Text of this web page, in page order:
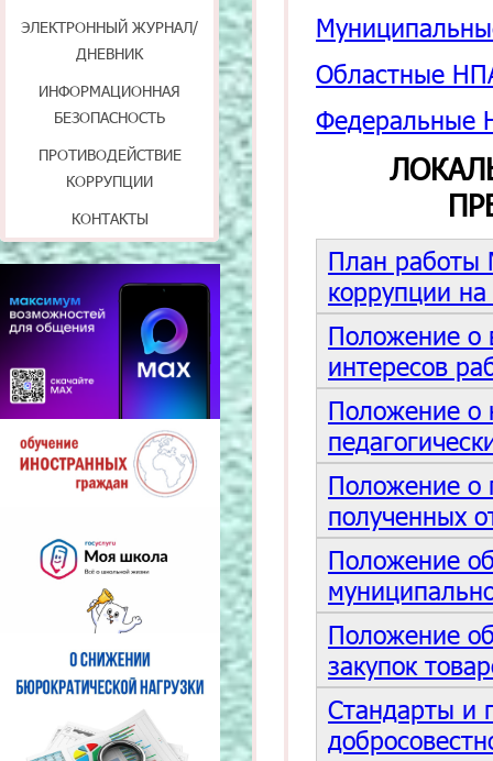
ЭЛЕКТРОННЫЙ ЖУРНАЛ/
ДНЕВНИК
ИНФОРМАЦИОННАЯ
БЕЗОПАСНОСТЬ
ПРОТИВОДЕЙСТВИЕ
КОРРУПЦИИ
КОНТАКТЫ
Областные
Федеральные
План
коррупции
Положение о
интересов
Положение о
Положение о
полученных
Положение
Положение
закупок
Стандарты и